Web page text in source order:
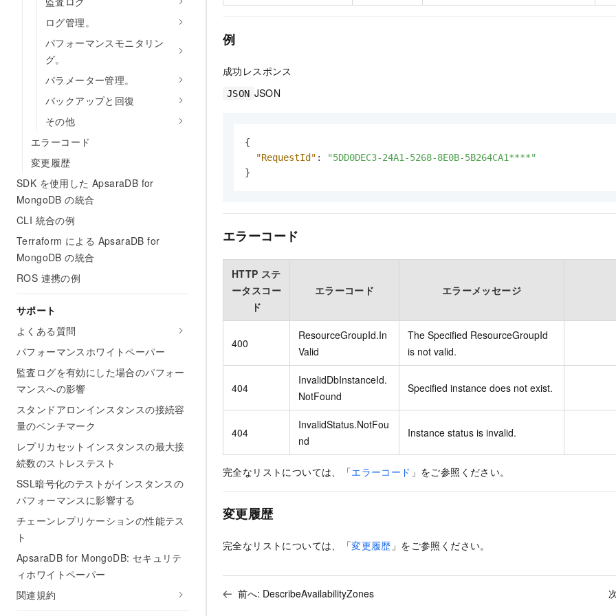
ログ管理。
パフォーマンスモニタリン
グ。
パラメーター管理。
バックアップと回復
その他
エラーコード
変更履歴
SDK を使用した ApsaraDB for
MongoDB の統合
CLI 統合の例
Terraform による ApsaraDB for
MongoDB の統合
ROS 連携の例
サポート
よくある質問
パフォーマンスホワイトペーパー
監査ログを有効にした場合のパフォー
マンスへの影響
スタンドアロンインスタンスの接続容
量のベンチマーク
レプリカセットインスタンスの最大接
続数のストレステスト
SSL暗号化のテストがインスタンスの
パフォーマンスに影響する
チェーンレプリケーションの性能テス
ト
ApsaraDB for MongoDB: セキュリテ
ィホワイトペーパー
関連規約
例
成功レスポンス
JSON JSON
{
"RequestId" :
"5DD0DEC3-24A1-5268-8E0B-5B264CA1****"
}
エラーコード
HTTP ステ
ータスコー
ド
エラーコード エラーメッセージ
400
ResourceGroupId.In
Valid
The Specified ResourceGroupId
is not valid.
404
InvalidDbInstanceId.
NotFound
Specified instance does not exist.
404
InvalidStatus.NotFou
nd
Instance status is invalid.
完全なリストについては、「エラーコード 」をご参照ください。
変更履歴
完全なリストについては、「変更履歴 」をご参照ください。
前へ: DescribeAvailabilityZones